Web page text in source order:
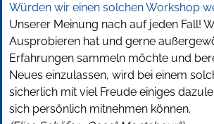
Würden wir einen solchen Workshop
Unserer Meinung nach auf jeden Fall!
Ausprobieren hat und gerne
Erfahrungen sammeln möchte und
Neues einzulassen, wird bei einem
sicherlich mit viel Freude einiges
sich persönlich mitnehmen können.